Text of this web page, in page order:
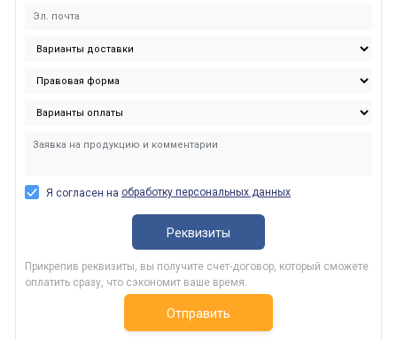
Я согласен на обработку персональных данных
Реквизиты
Прикрепив реквизиты, вы получите счет-договор, который сможете
оплатить сразу, что сэкономит ваше время.
Отправить